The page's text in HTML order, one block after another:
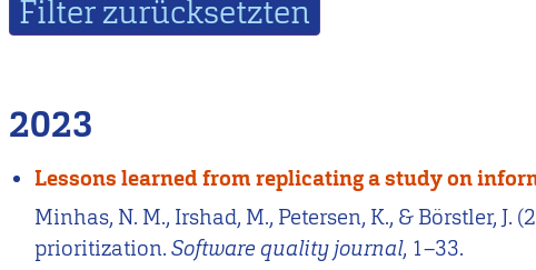
2023
Lessons learned from replicating a study on
Minhas, N. M., Irshad, M., Petersen, K., & Börstler,
prioritization.Software quality journal, 1–33.